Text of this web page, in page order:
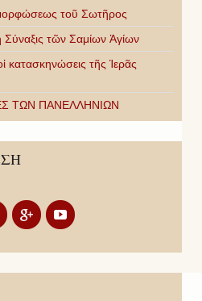
τοῦ Σωτῆρος
τῶν Σαμίων Ἁγίων
κατασκηνώσεις τῆς Ἱερᾶς
ΤΩΝ ΠΑΝΕΛΛΗΝΙΩΝ